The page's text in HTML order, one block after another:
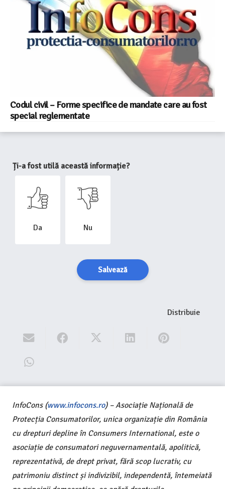
Codul civil – Forme specifice de mandate care au fost
special reglementate
Ți-a fost utilă această informație?
Da Nu
Salvează
Distribuie
InfoCons (www.infocons.ro) – Asociație Națională de
Protecția Consumatorilor, unica organizație din România
cu drepturi depline în Consumers International, este o
asociație de consumatori neguvernamentală, apolitică,
reprezentativă, de drept privat, fără scop lucrativ, cu
patrimoniu distinct și indivizibil, independentă, întemeiată